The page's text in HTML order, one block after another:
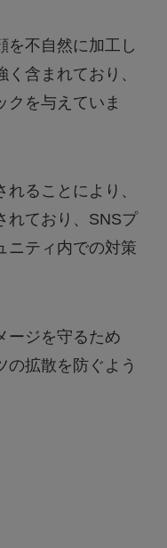
を不自然に加工し
含まれており、
クを与えていま
ることにより、
れており、SNSプ
ニティ内での対策
ージを守るため
の拡散を防ぐよう